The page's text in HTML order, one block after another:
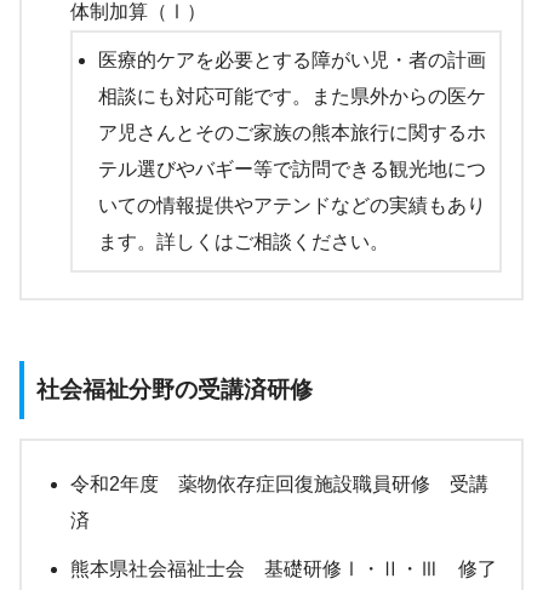
体制加算（Ⅰ）
医療的ケアを必要とする障がい児・者の計画
相談にも対応可能です。また県外からの医ケ
ア児さんとそのご家族の熊本旅行に関するホ
テル選びやバギー等で訪問できる観光地につ
いての情報提供やアテンドなどの実績もあり
ます。詳しくはご相談ください。
社会福祉分野の受講済研修
令和2年度 薬物依存症回復施設職員研修 受講
済
熊本県社会福祉士会 基礎研修Ⅰ・Ⅱ・Ⅲ 修了